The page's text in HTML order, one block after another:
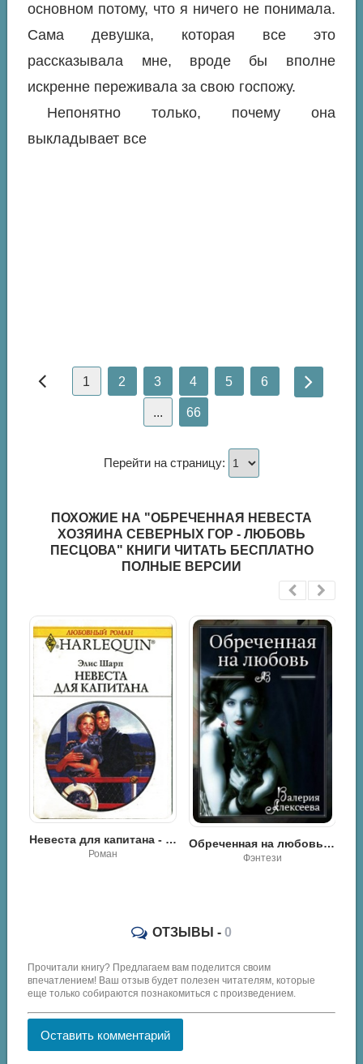
основном потому, что я ничего не понимала.
Сама девушка, которая все это
рассказывала мне, вроде бы вполне
искренне переживала за свою госпожу.
Непонятно только, почему она
выкладывает все
1 2 3 4 5 6
... 66
Перейти на страницу:
ПОХОЖИЕ НА "ОБРЕЧЕННАЯ НЕВЕСТА
ХОЗЯИНА СЕВЕРНЫХ ГОР - ЛЮБОВЬ
ПЕСЦОВА" КНИГИ ЧИТАТЬ БЕСПЛАТНО
ПОЛНЫЕ ВЕРСИИ
Невеста для капитана - Элис Шарп
Роман
Обреченная на любовь. Невеста зверя - Валерия Алексеева
Фэнтези
ОТЗЫВЫ - 0
Прочитали книгу? Предлагаем вам поделится своим
впечатлением! Ваш отзыв будет полезен читателям, которые
еще только собираются познакомиться с произведением.
Оставить комментарий